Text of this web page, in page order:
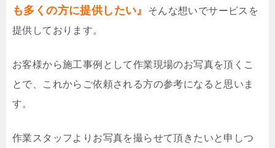
も多くの方に提供したい』
そんな想いでサービスを
提供しております。
お客様から施工事例として作業現場のお写真を頂くこ
とで、これからご依頼される方の参考になると思いま
す。
作業スタッフよりお写真を撮らせて頂きたいと申しつ